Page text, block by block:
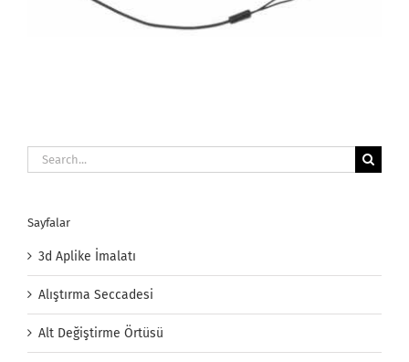
Search
for:
Sayfalar
3d Aplike İmalatı
Alıştırma Seccadesi
Alt Değiştirme Örtüsü